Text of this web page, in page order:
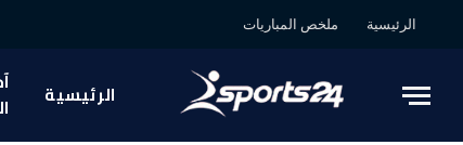
الرئيسية ملخص المباريات
الرئيسية